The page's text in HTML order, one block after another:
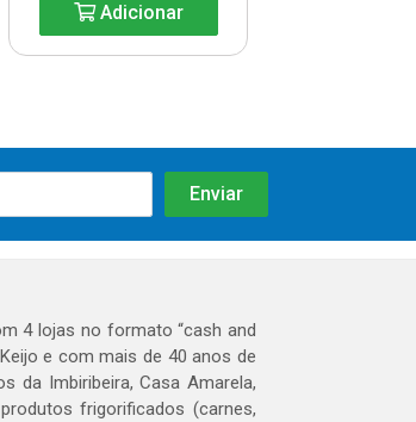
Adicionar
4 lojas no formato “cash and
e com mais de 40 anos de
da Imbiribeira, Casa Amarela,
frigorificados (carnes,